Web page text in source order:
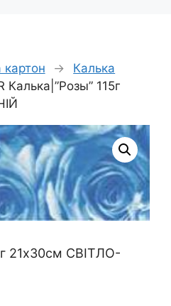
картон →
Калька
Калька|”Розы” 115г
21х30см СВІТЛО-